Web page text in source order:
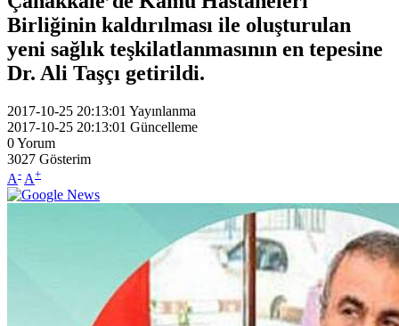
Birliğinin kaldırılması ile oluşturulan
yeni sağlık teşkilatlanmasının en tepesine
Dr. Ali Taşçı getirildi.
2017-10-25 20:13:01 Yayınlanma
2017-10-25 20:13:01 Güncelleme
0Yorum
3027 Gösterim
A- A+